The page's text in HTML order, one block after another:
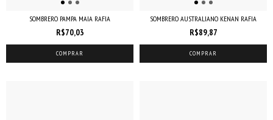
SOMBRERO PAMPA MAIA RAFIA
R$70,03
COMPRAR
SOMBRERO AUSTRALIANO KENAN RAFIA
R$89,87
COMPRAR